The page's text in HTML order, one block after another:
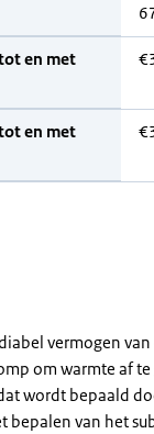
en met
en met
vermogen
om warmte af
wordt bepaald
van het